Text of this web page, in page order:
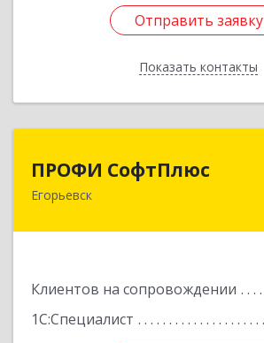
Отправить заявку
Показать контакты
Отправить заявку
Назад
ПРОФИ СофтПлюс
Егорьевск
Клиентов на сопровождении
1С:Специалист